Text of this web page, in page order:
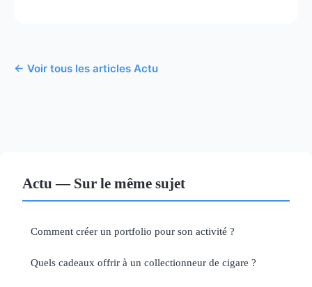
← Voir tous les articles Actu
Actu — Sur le même sujet
Comment créer un portfolio pour son activité ?
Quels cadeaux offrir à un collectionneur de cigare ?